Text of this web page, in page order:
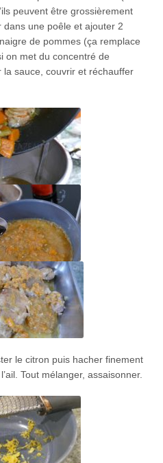
peuvent être grossièrement
une poêle et ajouter 2
de pommes (ça remplace
on met du concentré de
sauce, couvrir et réchauffer
le citron puis hacher finement
Tout mélanger, assaisonner.